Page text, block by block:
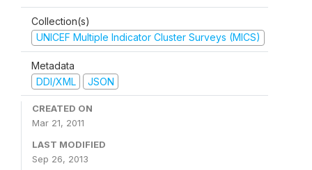
Collection(s)
UNICEF Multiple Indicator Cluster Surveys (MICS)
Metadata
DDI/XML
JSON
CREATED ON
Mar 21, 2011
LAST MODIFIED
Sep 26, 2013